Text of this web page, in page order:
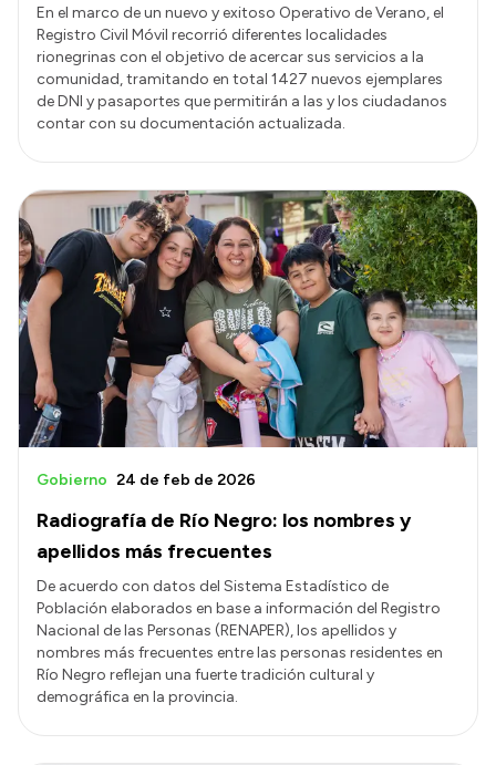
En el marco de un nuevo y exitoso Operativo de Verano, el
Registro Civil Móvil recorrió diferentes localidades
rionegrinas con el objetivo de acercar sus servicios a la
comunidad, tramitando en total 1427 nuevos ejemplares
de DNI y pasaportes que permitirán a las y los ciudadanos
contar con su documentación actualizada.
Radiografía de Río Negro: los nombres y
apellidos más frecuentes
Gobierno 24 de feb de 2026
De acuerdo con datos del Sistema Estadístico de
Población elaborados en base a información del Registro
Nacional de las Personas (RENAPER), los apellidos y
nombres más frecuentes entre las personas residentes en
Río Negro reflejan una fuerte tradición cultural y
demográfica en la provincia.